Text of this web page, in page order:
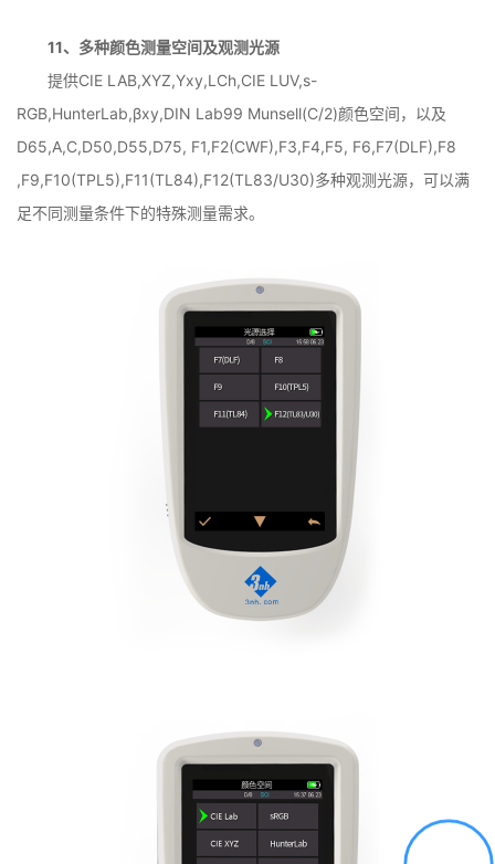
11、多种颜色测量空间及观测光源
提供CIE LAB,XYZ,Yxy,LCh,CIE LUV,s-
RGB,HunterLab,βxy,DIN Lab99 Munsell(C/2)颜色空间，以及
D65,A,C,D50,D55,D75, F1,F2(CWF),F3,F4,F5, F6,F7(DLF),F8
,F9,F10(TPL5),F11(TL84),F12(TL83/U30)多种观测光源，可以满
足不同测量条件下的特殊测量需求。